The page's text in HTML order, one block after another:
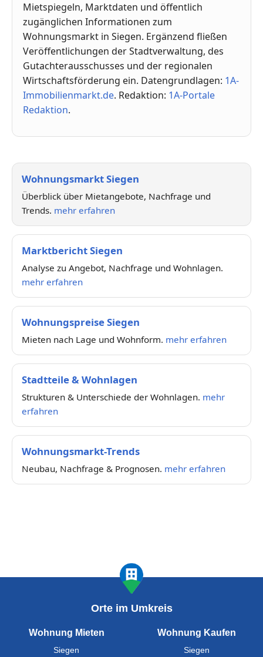
Mietspiegeln, Marktdaten und öffentlich
zugänglichen Informationen zum
Wohnungsmarkt in Siegen. Ergänzend fließen
Veröffentlichungen der Stadtverwaltung, des
Gutachterausschusses und der regionalen
Wirtschaftsförderung ein. Datengrundlagen: 1A-
Immobilienmarkt.de. Redaktion: 1A-Portale
Redaktion.
Wohnungsmarkt Siegen
Überblick über Mietangebote, Nachfrage und
Trends. mehr erfahren
Marktbericht Siegen
Analyse zu Angebot, Nachfrage und Wohnlagen.
mehr erfahren
Wohnungspreise Siegen
Mieten nach Lage und Wohnform. mehr erfahren
Stadtteile & Wohnlagen
Strukturen & Unterschiede der Wohnlagen. mehr
erfahren
Wohnungsmarkt-Trends
Neubau, Nachfrage & Prognosen. mehr erfahren
Orte im Umkreis
Wohnung Mieten
Siegen
Wohnung Kaufen
Siegen